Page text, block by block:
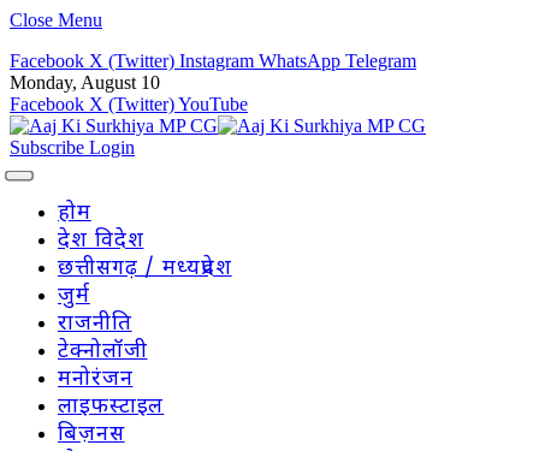
Close Menu
Facebook X (Twitter) Instagram WhatsApp Telegram
Monday, August 10
Facebook X (Twitter)YouTube
Subscribe Login
होम
देश विदेश
छत्तीसगढ़ / मध्यप्रदेश
जुर्म
राजनीति
टेक्नोलॉजी
मनोरंजन
लाइफस्टाइल
बिज़नस